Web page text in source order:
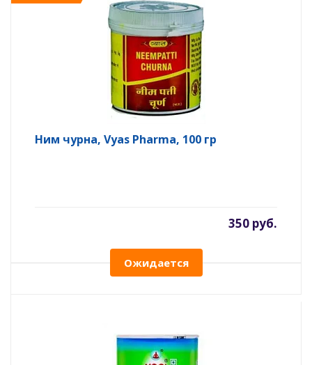
Ним чурна, Vyas Pharma, 100 гр
350 руб.
Ожидается